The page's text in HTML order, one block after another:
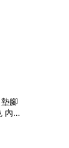
腳
內在